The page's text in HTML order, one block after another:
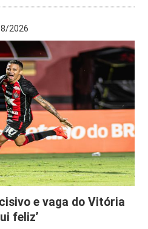
2026
e vaga do Vitória
feliz’